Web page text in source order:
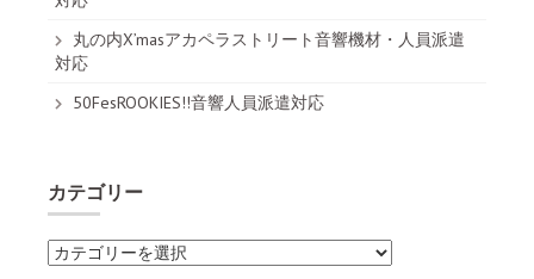
丸の内X’masアカペラストリート音響機材・人員派遣
対応
50FesROOKIES!!音響人員派遣対応
カテゴリー
カ